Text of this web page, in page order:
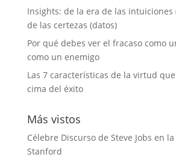
Insights: de la era de las intuiciones
de las certezas (datos)
Por qué debes ver el fracaso como
como un enemigo
Las 7 características de la virtud
cima del éxito
Más vistos
Célebre Discurso de Steve Jobs en
Stanford